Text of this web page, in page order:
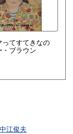
ってすてきなの
・ブラウン
江俊夫